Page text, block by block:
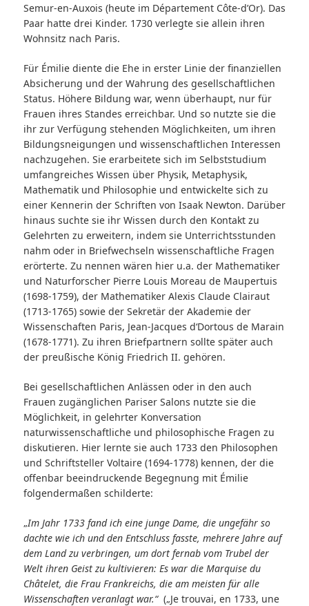
Semur-en-Auxois (heute im Département Côte-d’Or). Das
Paar hatte drei Kinder. 1730 verlegte sie allein ihren
Wohnsitz nach Paris.
Für Émilie diente die Ehe in erster Linie der finanziellen
Absicherung und der Wahrung des gesellschaftlichen
Status. Höhere Bildung war, wenn überhaupt, nur für
Frauen ihres Standes erreichbar. Und so nutzte sie die
ihr zur Verfügung stehenden Möglichkeiten, um ihren
Bildungsneigungen und wissenschaftlichen Interessen
nachzugehen. Sie erarbeitete sich im Selbststudium
umfangreiches Wissen über Physik, Metaphysik,
Mathematik und Philosophie und entwickelte sich zu
einer Kennerin der Schriften von Isaak Newton. Darüber
hinaus suchte sie ihr Wissen durch den Kontakt zu
Gelehrten zu erweitern, indem sie Unterrichtsstunden
nahm oder in Briefwechseln wissenschaftliche Fragen
erörterte. Zu nennen wären hier u.a. der Mathematiker
und Naturforscher Pierre Louis Moreau de Maupertuis
(1698-1759), der Mathematiker Alexis Claude Clairaut
(1713-1765) sowie der Sekretär der Akademie der
Wissenschaften Paris, Jean-Jacques d‘Dortous de Marain
(1678-1771). Zu ihren Briefpartnern sollte später auch
der preußische König Friedrich II. gehören.
Bei gesellschaftlichen Anlässen oder in den auch
Frauen zugänglichen Pariser Salons nutzte sie die
Möglichkeit, in gelehrter Konversation
naturwissenschaftliche und philosophische Fragen zu
diskutieren. Hier lernte sie auch 1733 den Philosophen
und Schriftsteller Voltaire (1694-1778) kennen, der die
offenbar beeindruckende Begegnung mit Émilie
folgendermaßen schilderte:
„Im Jahr 1733 fand ich eine junge Dame, die ungefähr so
dachte wie ich und den Entschluss fasste, mehrere Jahre auf
dem Land zu verbringen, um dort fernab vom Trubel der
Welt ihren Geist zu kultivieren: Es war die Marquise du
Châtelet, die Frau Frankreichs, die am meisten für alle
Wissenschaften veranlagt war.“ („Je trouvai, en 1733, une